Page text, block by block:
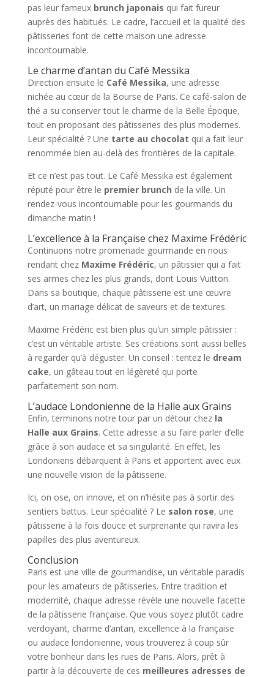
pas leur fameux brunch japonais qui fait fureur
auprès des habitués. Le cadre, l’accueil et la qualité des
pâtisseries font de cette maison une adresse
incontournable.
Le charme d’antan du Café Messika
Direction ensuite le Café Messika, une adresse
nichée au cœur de la Bourse de Paris. Ce café-salon de
thé a su conserver tout le charme de la Belle Époque,
tout en proposant des pâtisseries des plus modernes.
Leur spécialité ? Une tarte au chocolat qui a fait leur
renommée bien au-delà des frontières de la capitale.
Et ce n’est pas tout. Le Café Messika est également
réputé pour être le premier brunch de la ville. Un
rendez-vous incontournable pour les gourmands du
dimanche matin !
L’excellence à la Française chez Maxime Frédéric
Continuons notre promenade gourmande en nous
rendant chez Maxime Frédéric, un pâtissier qui a fait
ses armes chez les plus grands, dont Louis Vuitton.
Dans sa boutique, chaque pâtisserie est une œuvre
d’art, un mariage délicat de saveurs et de textures.
Maxime Frédéric est bien plus qu’un simple pâtissier :
c’est un véritable artiste. Ses créations sont aussi belles
à regarder qu’à déguster. Un conseil : tentez le dream
cake, un gâteau tout en légèreté qui porte
parfaitement son nom.
L’audace Londonienne de la Halle aux Grains
Enfin, terminons notre tour par un détour chez la
Halle aux Grains. Cette adresse a su faire parler d’elle
grâce à son audace et sa singularité. En effet, les
Londoniens débarquent à Paris et apportent avec eux
une nouvelle vision de la pâtisserie.
Ici, on ose, on innove, et on n’hésite pas à sortir des
sentiers battus. Leur spécialité ? Le salon rose, une
pâtisserie à la fois douce et surprenante qui ravira les
papilles des plus aventureux.
Conclusion
Paris est une ville de gourmandise, un véritable paradis
pour les amateurs de pâtisseries. Entre tradition et
modernité, chaque adresse révèle une nouvelle facette
de la pâtisserie française. Que vous soyez plutôt cadre
verdoyant, charme d’antan, excellence à la française
ou audace londonienne, vous trouverez à coup sûr
votre bonheur dans les rues de Paris. Alors, prêt à
partir à la découverte de ces meilleures adresses de